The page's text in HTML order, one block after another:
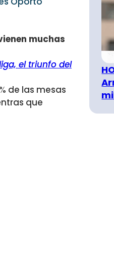
muchas
el triunfo del
de las mesas
que